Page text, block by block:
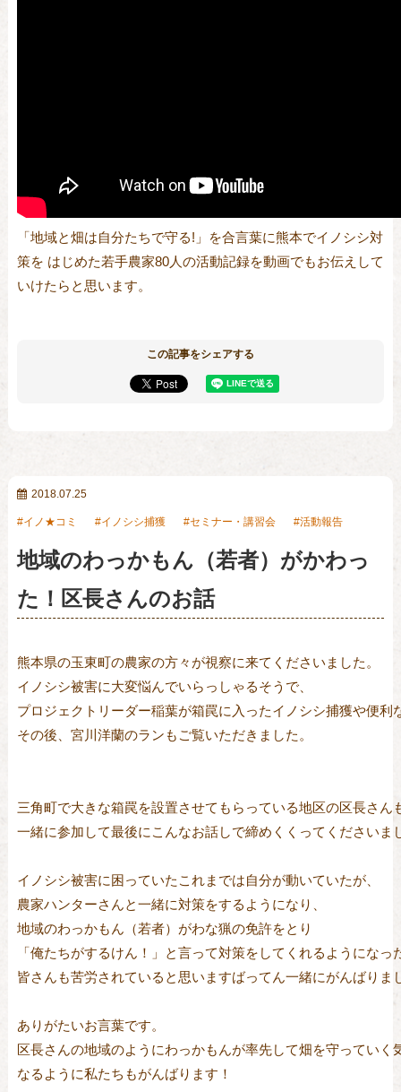
「地域と畑は自分たちで守る!」を合言葉に熊本でイノシシ対
策を はじめた若手農家80人の活動記録を動画でもお伝えして
いけたらと思います。
この記事をシェアする
2018.07.25
イノ★コミ イノシシ捕獲 セミナー・講習会 活動報告
地域のわっかもん（若者）がかわっ
た！区長さんのお話
熊本県の玉東町の農家の方々が視察に来てくださいました。
イノシシ被害に大変悩んでいらっしゃるそうで、
プロジェクトリーダー稲葉が箱罠に入ったイノシシ捕獲や便利
その後、宮川洋蘭のランもご覧いただきました。
三角町で大きな箱罠を設置させてもらっている地区の区長さん
一緒に参加して最後にこんなお話しで締めくくってくださいま
イノシシ被害に困っていたこれまでは自分が動いていたが、
農家ハンターさんと一緒に対策をするようになり、
地域のわっかもん（若者）がわな猟の免許をとり
「俺たちがするけん！」と言って対策をしてくれるようになっ
皆さんも苦労されていると思いますばってん一緒にがんばりま
ありがたいお言葉です。
区長さんの地域のようにわっかもんが率先して畑を守っていく
なるように私たちもがんばります！